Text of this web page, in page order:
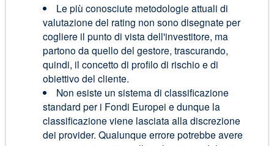
Le più conosciute metodologie attuali di
valutazione del rating non sono disegnate per
cogliere il punto di vista dell'investitore, ma
partono da quello del gestore, trascurando,
quindi, il concetto di profilo di rischio e di
obiettivo del cliente.
Non esiste un sistema di classificazione
standard per i Fondi Europei e dunque la
classificazione viene lasciata alla discrezione
dei provider. Qualunque errore potrebbe avere